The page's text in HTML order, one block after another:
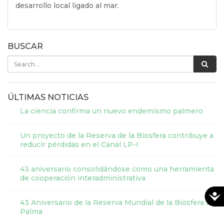
desarrollo local ligado al mar.
BUSCAR
ÚLTIMAS NOTICIAS
La ciencia confirma un nuevo endemismo palmero
Un proyecto de la Reserva de la Biosfera contribuye a
reducir pérdidas en el Canal LP-I
43 aniversario consolidándose como una herramienta
de cooperación interadministrativa
43 Aniversario de la Reserva Mundial de la Biosfera La
Palma